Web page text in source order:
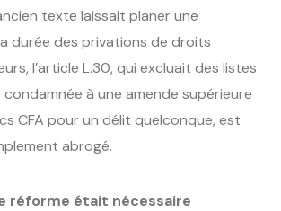
texte laissait planer une
durée des privations de droits
l’article L.30, qui excluait des listes
à une amende supérieure
CFA pour un délit quelconque, est
abrogé.
réforme était nécessaire